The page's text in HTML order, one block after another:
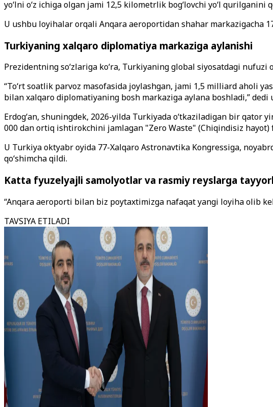
yoʻlni oʻz ichiga olgan jami 12,5 kilometrlik bogʻlovchi yoʻl qurilganini
U ushbu loyihalar orqali Anqara aeroportidan shahar
Turkiyaning xalqaro diplomatiya markaziga aylanishi
Prezidentning soʻzlariga koʻra, Turkiyaning global siyosatdagi
“Toʻrt soatlik parvoz masofasida joylashgan, jami 1,5 milliard aholi
bilan xalqaro diplomatiyaning bosh markaziga aylana boshladi,” dedi
Erdogʻan, shuningdek, 2026-yilda Turkiyada oʻtkaziladigan bir
000 dan ortiq ishtirokchini jamlagan "Zero Waste" (Chiqindisiz
U Turkiya oktyabr oyida 77-Xalqaro Astronavtika Kongressiga,
qoʻshimcha qildi.
Katta fyuzelyajli samolyotlar va rasmiy reyslarga
“Anqara aeroporti bilan biz poytaxtimizga nafaqat yangi loyiha olib
TAVSIYA ETILADI